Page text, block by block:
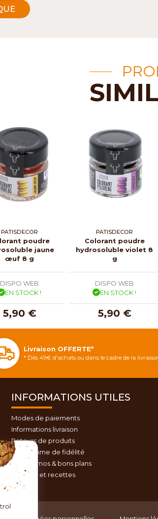
PATISDECOR
poudre
jaune
œuf 8 g
DISPO WEB
EN STOCK !
5,90 €
PATISDECOR
Colorant poudre
hydrosoluble violet 8
g
DISPO WEB
EN STOCK !
5,90 €
Livraison OFFERTE*
* Dès 49€ d'achats ou dans le cadre de la
INFORMATIONS UTILES
Modes de paiements
Informations livraison
Retours de produits
Programme de fidélité
Nos promos & bons plans
Conseils et recettes